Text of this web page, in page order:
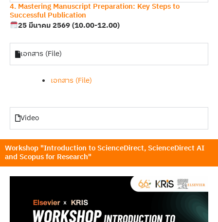
4. Mastering Manuscript Preparation: Key Steps to
Successful Publication
25 มีนาคม 2569 (10.00-12.00)
เอกสาร (File)
เอกสาร (File)
Video
Workshop "Introduction to ScienceDirect, ScienceDirect AI
and Scopus for Research"